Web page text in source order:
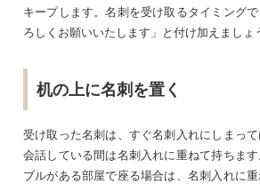
キープします。名刺を受け取るタイミング
ろしくお願いいたします」と付け加えましょ
机の上に名刺を置く
受け取った名刺は、すぐ名刺入れにしまっ
会話している間は名刺入れに重ねて持ちま
ブルがある部屋で座る場合は、名刺入れに